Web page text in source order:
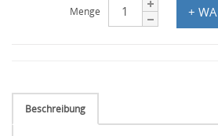
Menge +
Beschreibung